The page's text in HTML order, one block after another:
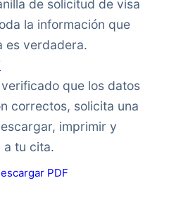
de solicitud de visa
la información que
es verdadera.
que los datos
correctos, solicita una
imprimir y
a tu cita.
PDF